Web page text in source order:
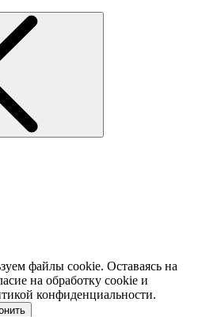
файлы cookie. Оставаясь на
на обработку cookie и
конфиденциальности.